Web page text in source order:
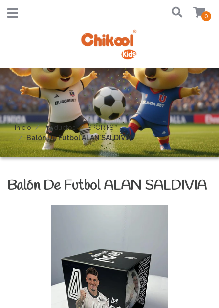
0
Inicio Productos
SPORTS
Balón De Futbol ALAN SALDIVIA
Balón De Futbol ALAN SALDIVIA